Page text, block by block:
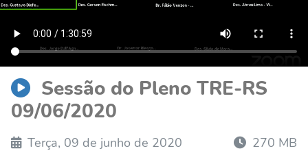
Sessão do Pleno TRE-RS
09/06/2020
Terça, 09 de junho de 2020 270 MB